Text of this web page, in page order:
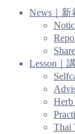
News｜新
Lesson｜
Thai